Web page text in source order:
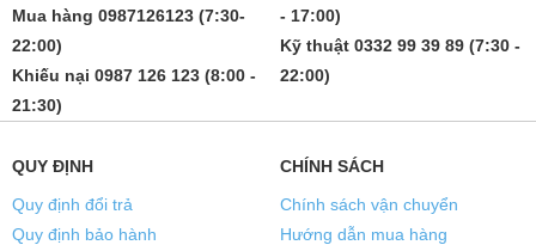
Mua hàng 0987126123 (7:30-
22:00)
Khiếu nại 0987 126 123 (8:00 -
21:30)
- 17:00)
Kỹ thuật 0332 99 39 89 (7:30 -
22:00)
QUY ĐỊNH
Quy định đổi trả
Quy định bảo hành
CHÍNH SÁCH
Chính sách vận chuyển
Hướng dẫn mua hàng